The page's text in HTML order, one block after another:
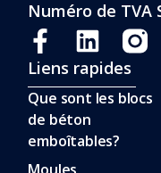
Numéro de TVA
Liens rapides
Que sont les blocs
de béton
emboîtables?